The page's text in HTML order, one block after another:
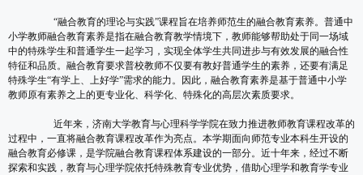
“融合教育的理论与实践”课程旨在培养师范生的融合教育素养。普通中
小学教师融合教育素养是指在融合教育教学情境下，教师能够帮助处于同一场域
中的特殊学生和普通学生一起学习，实现全体学生共同进步与有效发展的融合性
特征和品质。融合教育要求普校教师不仅要有教好普通学生的素养，还要有满足
特殊学生“有学上、上好学”需求的能力。因此，融合教育素养是基于普通中小学
教师原有素养之上的更专业化、科学化、特殊化的高层次素质要求。
近年来，济南大学教育与心理科学学院在致力推进教师教育课程改革的
过程中，一直将融合教育课程改革作为亮点。本学期面向师范专业本科生开设的
融合教育必修课，是学院融合教育课程体系建设的一部分。近十年来，经过不断
探索和实践，教育与心理学院依托特殊教育专业优势，借助心理学和教育学专业